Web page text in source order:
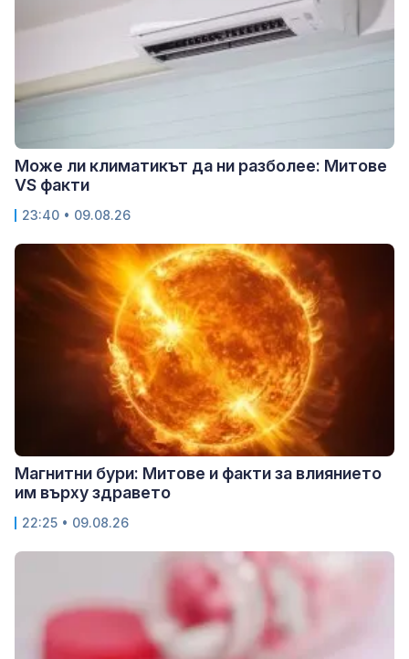
Може ли климатикът да ни разболее: Митове
VS факти
23:40 • 09.08.26
Магнитни бури: Митове и факти за влиянието
им върху здравето
22:25 • 09.08.26